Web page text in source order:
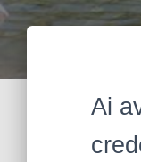
Ai